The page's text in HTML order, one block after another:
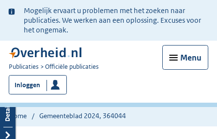
Ter
informatie:
Mogelijk ervaart u problemen met het zoeken naar
publicaties. We werken aan een oplossing. Excuses voor
het ongemak.
Menu
U
bent
nu
hier:
Publicaties Officiële publicaties
Inloggen
Home Gemeenteblad 2024, 364044